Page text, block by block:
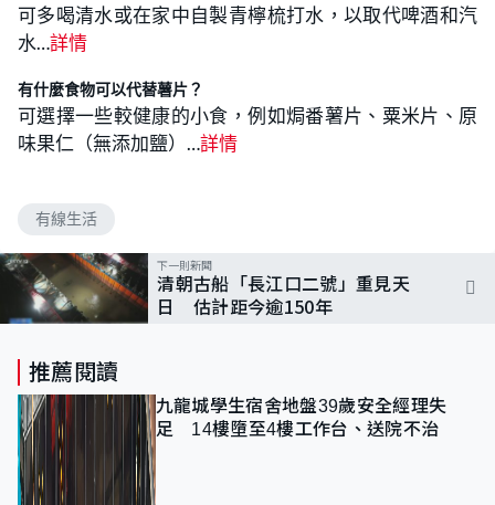
可多喝清水或在家中自製青檸梳打水，以取代啤酒和汽
水…詳情
有什麼食物可以代替薯片？
可選擇一些較健康的小食，例如焗番薯片、粟米片、原
味果仁（無添加鹽）…詳情
有線生活
下一則新聞
清朝古船「長江口二號」重見天
日 估計距今逾150年
推薦閱讀
九龍城學生宿舍地盤39歲安全經理失
足 14樓墮至4樓工作台、送院不治